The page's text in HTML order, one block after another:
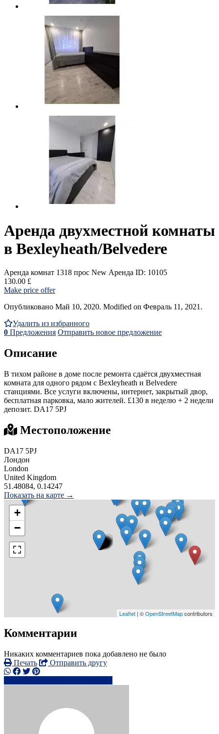
Аренда двухместной комнаты
в Bexleyheath/Belvedere
Аренда комнат 1318 прос New Аренда ID: 10105
130.00 £
Make price offer
Опубликовано Май 10, 2020. Modified on Февраль 11, 2021.
Удалить из избранного
0 Предложения Отправить новое предложение
Описание
В тихом районе в доме после ремонта сдаётся двухместная
комната для одного рядом с Bexleyheath и Belvedere
станциями. Все услуги включены, интернет, закрытый двор,
бесплатная парковка, мало жителей. £130 в неделю + 2 недели
депозит. DA17 5PJ
Местоположение
DA17 5PJ
Лондон
London
United Kingdom
51.48084, 0.14247
Показать на карте →
+
−
Leaflet | ©OpenStreetMapcontributors
Комментарии
Никаких комментариев пока добавлено не было
Печать
Отправить другу